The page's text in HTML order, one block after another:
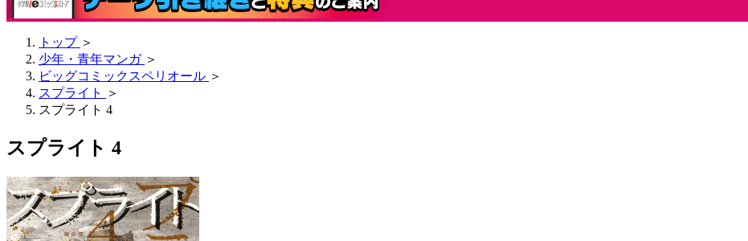
トップ ＞
少年・青年マンガ ＞
ビッグコミックスペリオール ＞
スプライト
＞
スプライト 4
スプライト 4